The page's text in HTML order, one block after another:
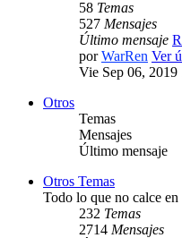
58 Temas
527 Mensajes
Último mensaje
porWarRen Ver
Vie Sep 06, 2019
Otros
Temas
Mensajes
Último mensaje
Otros Temas
Todo lo que no calce en
232 Temas
2714 Mensajes